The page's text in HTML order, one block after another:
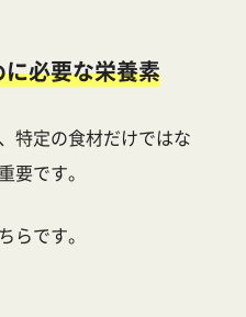
必要な栄養素
特定の食材だけではな
要です。
らです。